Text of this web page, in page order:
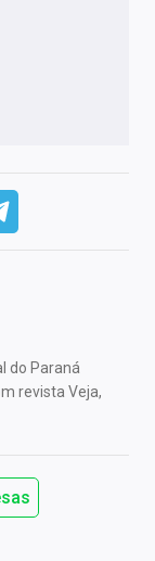
do Paraná
revista Veja,